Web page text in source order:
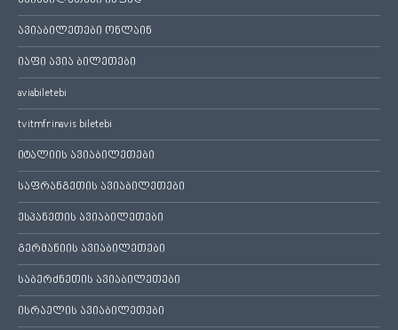
ავიაბილეთები ონლაინ
იაფი ავია ბილეთები
aviabiletebi
tvitmfrinavis biletebi
იტალიის ავიაბილეთები
საფრანგეთის ავიაბილეთები
ესპანეთის ავიაბილეთები
გერმანიის ავიაბილეთები
საბერძნეთის ავიაბილეთები
ისრაელის ავიაბილეთები